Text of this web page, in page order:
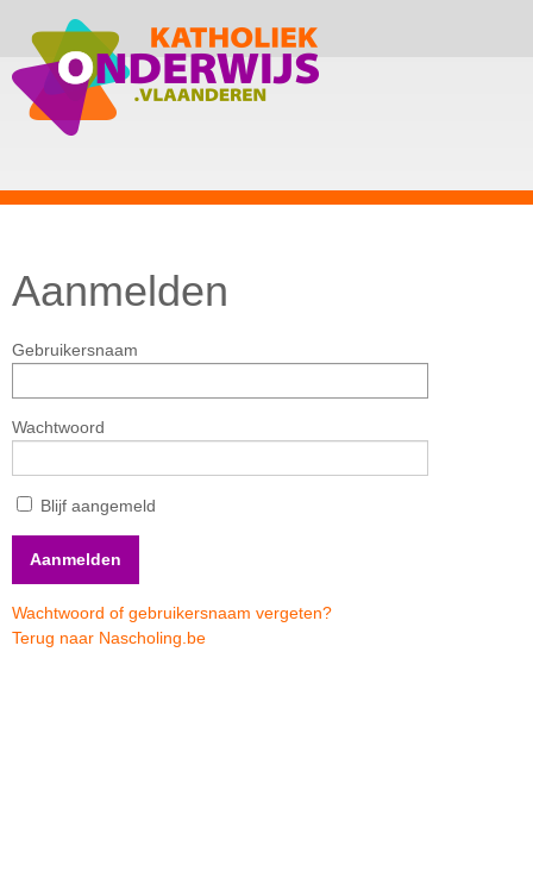
Aanmelden
Gebruikersnaam
Wachtwoord
Blijf aangemeld
Wachtwoord of gebruikersnaam vergeten?
Terug naar Nascholing.be